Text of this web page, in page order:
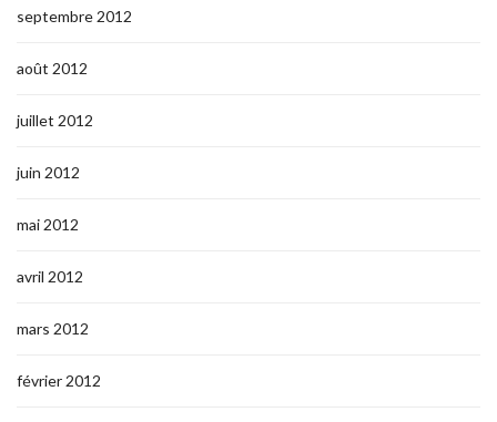
septembre 2012
août 2012
juillet 2012
juin 2012
mai 2012
avril 2012
mars 2012
février 2012